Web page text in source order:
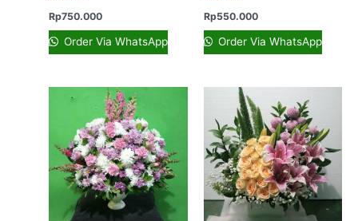
Rp750.000
Order Via WhatsApp
Rp550.000
Order Via WhatsApp